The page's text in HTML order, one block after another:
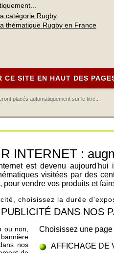
catégorie Rugby
thématique Rugby en France
CE SITE EN HAUT DES
placés automatiquement sur le titre...
INTERNET :
est devenu
visitées par des
pour vendre vos produits et
choisissez la durée
DANS NOS
ou non,
nos
Choisissez une
AFFICHAGE DE